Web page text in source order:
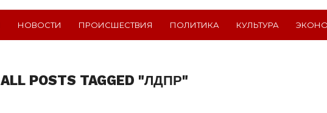
НОВОСТИ ПРОИСШЕСТВИЯ ПОЛИТИКА КУЛЬТУРА
ALL POSTS TAGGED "ЛДПР"